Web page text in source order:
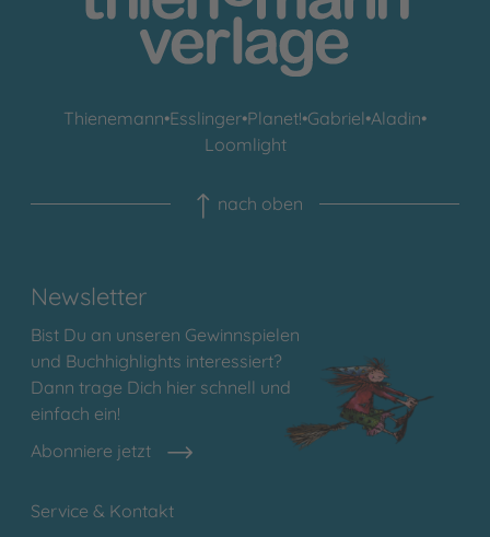
Thienemann•Esslinger•Planet!•Gabriel•Aladin•
Loomlight
nach oben
Newsletter
Bist Du an unseren Gewinnspielen
und Buchhighlights interessiert?
Dann trage Dich hier schnell und
einfach ein!
Abonniere jetzt
Service & Kontakt